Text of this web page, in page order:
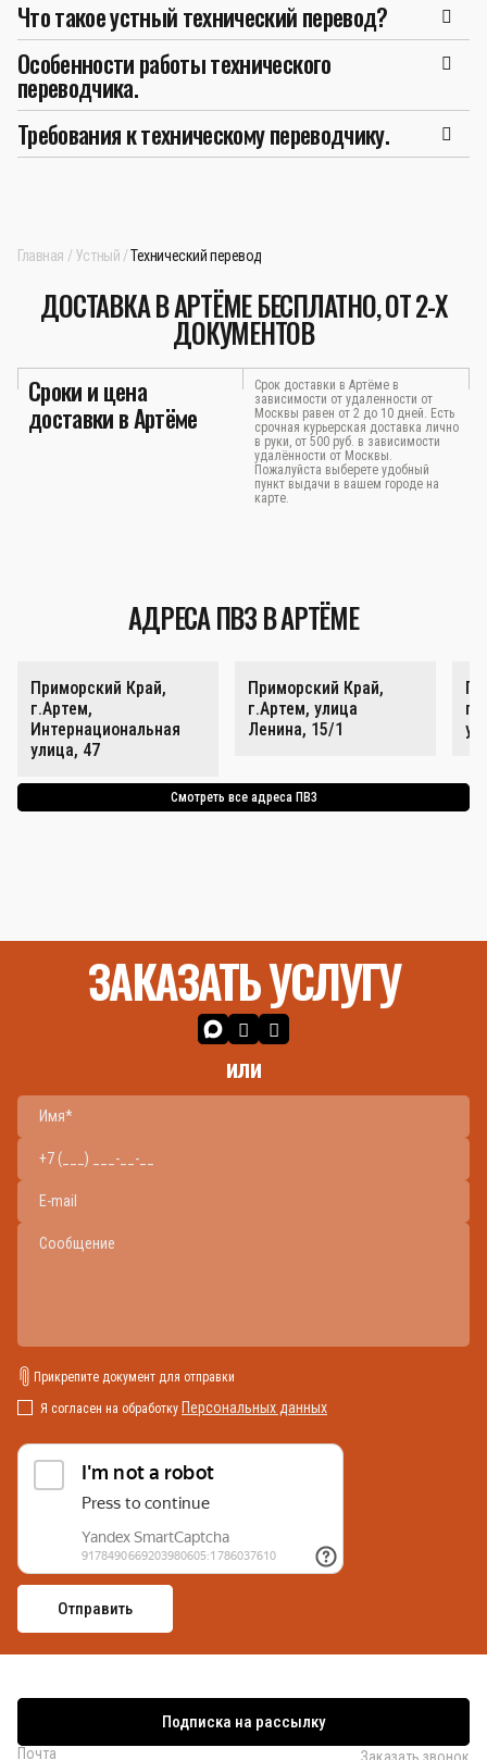
Что такое устный технический перевод?
Особенности работы технического
переводчика.
Требования к техническому переводчику.
Главная Устный Технический перевод
ДОСТАВКА В АРТЁМЕ БЕСПЛАТНО, ОТ 2-Х
ДОКУМЕНТОВ
Сроки и цена
доставки в Артёме
Срок доставки в Артёме в
зависимости от удаленности от
Москвы равен от 2 до 10 дней. Есть
срочная курьерская доставка лично
в руки, от 500 руб. в зависимости
удалённости от Москвы.
Пожалуйста выберете удобный
пункт выдачи в вашем городе на
карте.
АДРЕСА ПВЗ В АРТЁМЕ
Приморский Край,
г.Артем,
Интернациональная
улица, 47
Приморский Край,
г.Артем, улица
Ленина, 15/1
Смотреть все адреса ПВЗ
ЗАКАЗАТЬ УСЛУГУ
или
Прикрепите документ для отправки
Я согласен на обработку Персональных данных
Подписка на рассылку
Почта Заказать звонок